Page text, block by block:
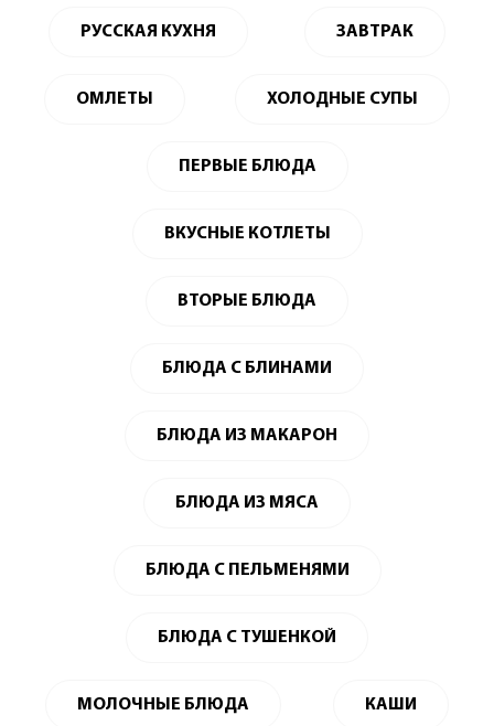
РУССКАЯ КУХНЯ ЗАВТРАК
ОМЛЕТЫ ХОЛОДНЫЕ СУПЫ
ПЕРВЫЕ БЛЮДА
ВКУСНЫЕ КОТЛЕТЫ
ВТОРЫЕ БЛЮДА
БЛЮДА С БЛИНАМИ
БЛЮДА ИЗ МАКАРОН
БЛЮДА ИЗ МЯСА
БЛЮДА С ПЕЛЬМЕНЯМИ
БЛЮДА С ТУШЕНКОЙ
МОЛОЧНЫЕ БЛЮДА КАШИ